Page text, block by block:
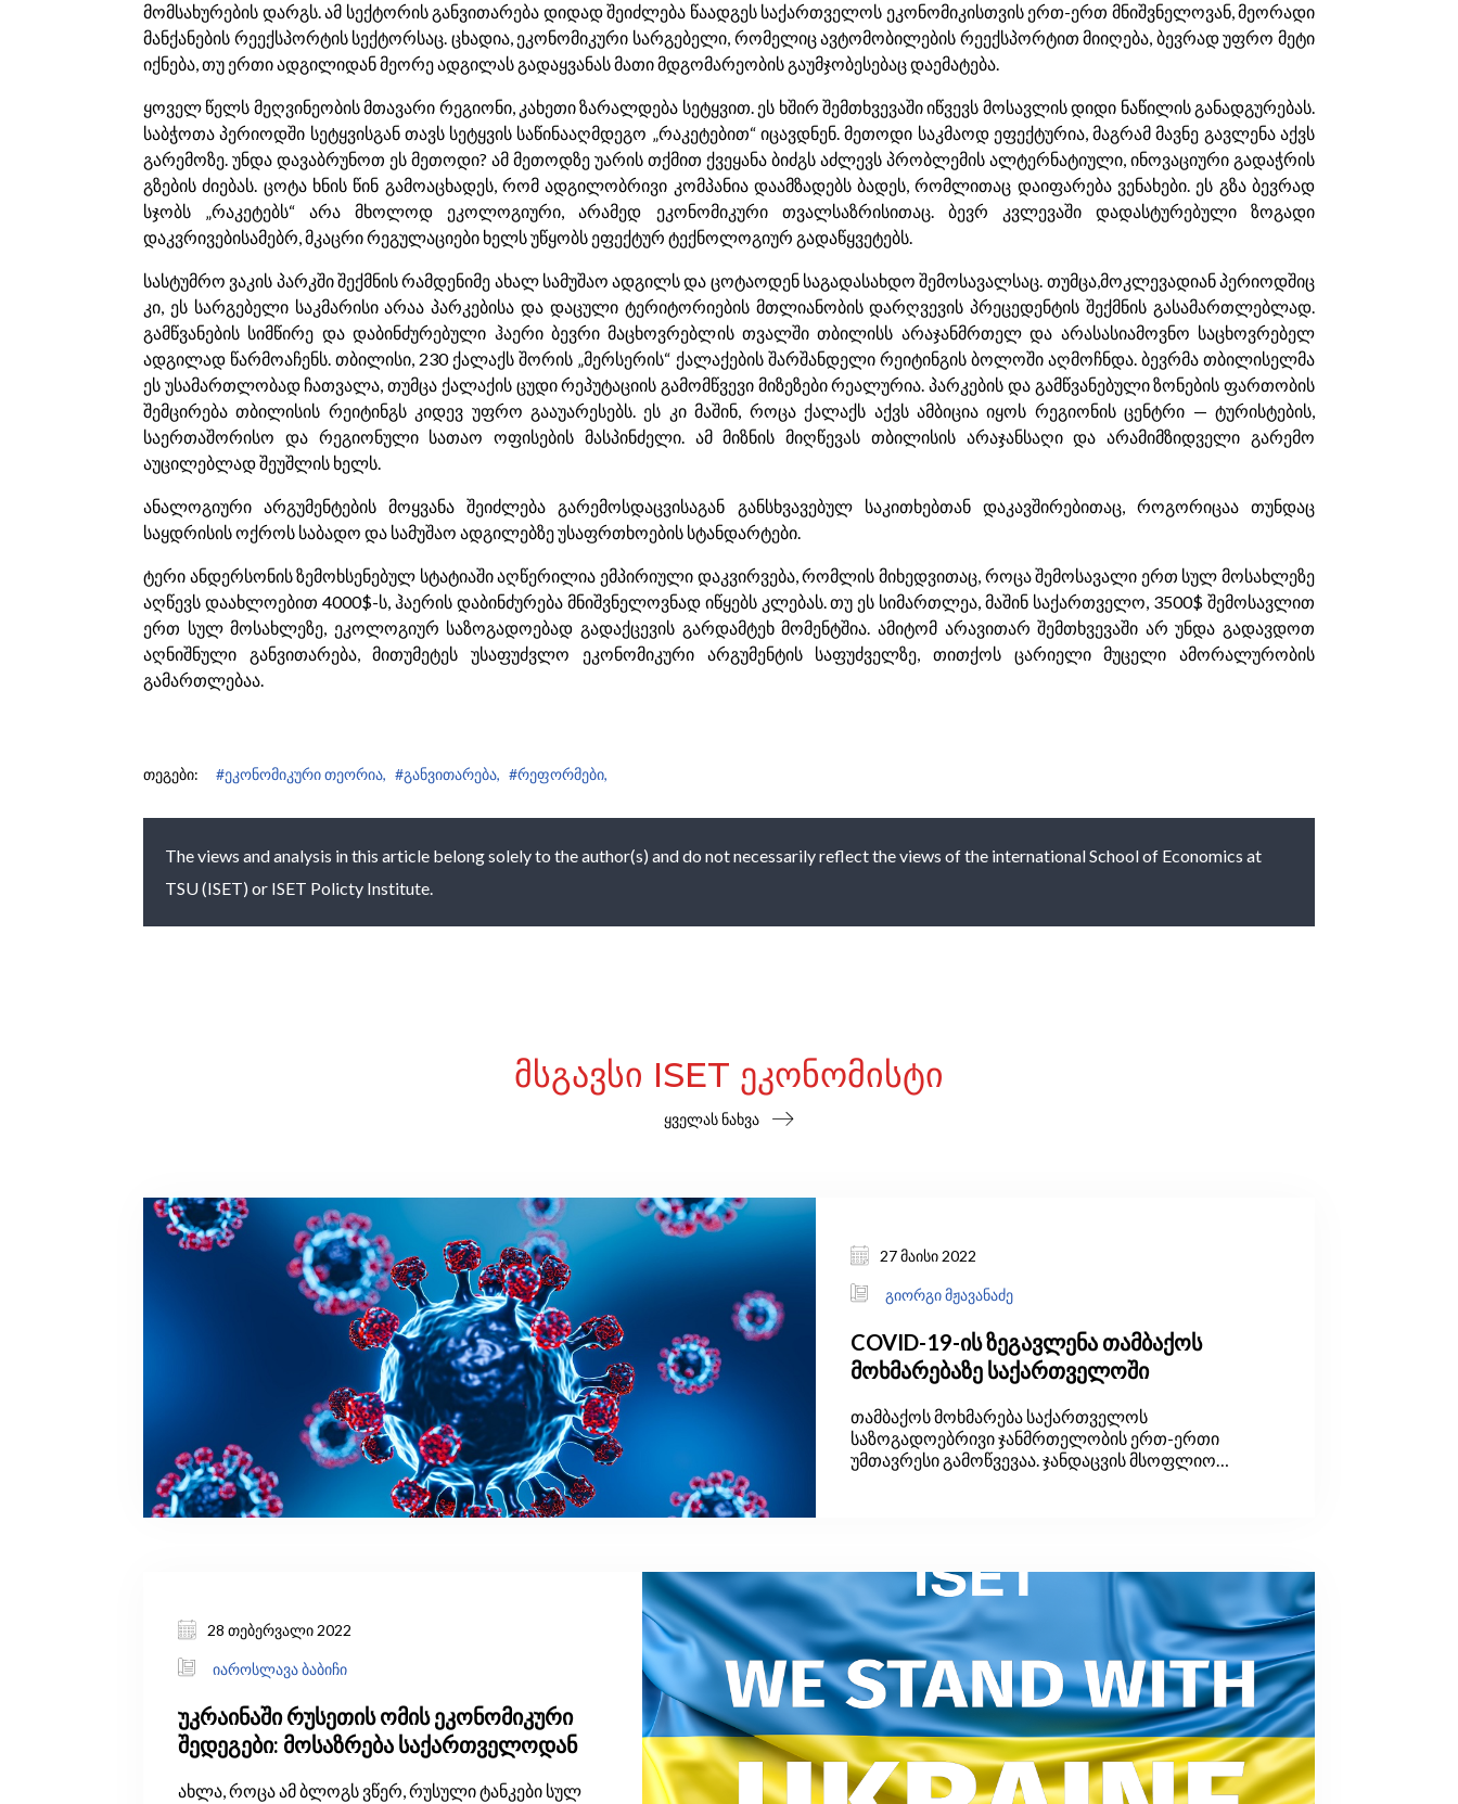
მომსახურების დარგს. ამ სექტორის განვითარება დიდად შეიძლება წაადგეს საქართველოს ეკონომიკისთვის ერთ-ერთ მნიშვნელოვან, მეორადი
მანქანების რეექსპორტის სექტორსაც. ცხადია, ეკონომიკური სარგებელი, რომელიც ავტომობილების რეექსპორტით მიიღება, ბევრად უფრო მეტი
იქნება, თუ ერთი ადგილიდან მეორე ადგილას გადაყვანას მათი მდგომარეობის გაუმჯობესებაც დაემატება.
ყოველ წელს მეღვინეობის მთავარი რეგიონი, კახეთი ზარალდება სეტყვით. ეს ხშირ შემთხვევაში იწვევს მოსავლის დიდი ნაწილის განადგურებას.
საბჭოთა პერიოდში სეტყვისგან თავს სეტყვის საწინააღმდეგო „რაკეტებით“ იცავდნენ. მეთოდი საკმაოდ ეფექტურია, მაგრამ მავნე გავლენა აქვს
გარემოზე. უნდა დავაბრუნოთ ეს მეთოდი? ამ მეთოდზე უარის თქმით ქვეყანა ბიძგს აძლევს პრობლემის ალტერნატიული, ინოვაციური გადაჭრის
გზების ძიებას. ცოტა ხნის წინ გამოაცხადეს, რომ ადგილობრივი კომპანია დაამზადებს ბადეს, რომლითაც დაიფარება ვენახები. ეს გზა ბევრად
სჯობს „რაკეტებს“ არა მხოლოდ ეკოლოგიური, არამედ ეკონომიკური თვალსაზრისითაც. ბევრ კვლევაში დადასტურებული ზოგადი
დაკვრივებისამებრ, მკაცრი რეგულაციები ხელს უწყობს ეფექტურ ტექნოლოგიურ გადაწყვეტებს.
სასტუმრო ვაკის პარკში შექმნის რამდენიმე ახალ სამუშაო ადგილს და ცოტაოდენ საგადასახდო შემოსავალსაც. თუმცა,მოკლევადიან პერიოდშიც
კი, ეს სარგებელი საკმარისი არაა პარკებისა და დაცული ტერიტორიების მთლიანობის დარღვევის პრეცედენტის შექმნის გასამართლებლად.
გამწვანების სიმწირე და დაბინძურებული ჰაერი ბევრი მაცხოვრებლის თვალში თბილისს არაჯანმრთელ და არასასიამოვნო საცხოვრებელ
ადგილად წარმოაჩენს. თბილისი, 230 ქალაქს შორის „მერსერის“ ქალაქების შარშანდელი რეიტინგის ბოლოში აღმოჩნდა. ბევრმა თბილისელმა
ეს უსამართლობად ჩათვალა, თუმცა ქალაქის ცუდი რეპუტაციის გამომწვევი მიზეზები რეალურია. პარკების და გამწვანებული ზონების ფართობის
შემცირება თბილისის რეიტინგს კიდევ უფრო გააუარესებს. ეს კი მაშინ, როცა ქალაქს აქვს ამბიცია იყოს რეგიონის ცენტრი — ტურისტების,
საერთაშორისო და რეგიონული სათაო ოფისების მასპინძელი. ამ მიზნის მიღწევას თბილისის არაჯანსაღი და არამიმზიდველი გარემო
აუცილებლად შეუშლის ხელს.
ანალოგიური არგუმენტების მოყვანა შეიძლება გარემოსდაცვისაგან განსხვავებულ საკითხებთან დაკავშირებითაც, როგორიცაა თუნდაც
საყდრისის ოქროს საბადო და სამუშაო ადგილებზე უსაფრთხოების სტანდარტები.
ტერი ანდერსონის ზემოხსენებულ სტატიაში აღწერილია ემპირიული დაკვირვება, რომლის მიხედვითაც, როცა შემოსავალი ერთ სულ მოსახლეზე
აღწევს დაახლოებით 4000$-ს, ჰაერის დაბინძურება მნიშვნელოვნად იწყებს კლებას. თუ ეს სიმართლეა, მაშინ საქართველო, 3500$ შემოსავლით
ერთ სულ მოსახლეზე, ეკოლოგიურ საზოგადოებად გადაქცევის გარდამტეხ მომენტშია. ამიტომ არავითარ შემთხვევაში არ უნდა გადავდოთ
აღნიშნული განვითარება, მითუმეტეს უსაფუძვლო ეკონომიკური არგუმენტის საფუძველზე, თითქოს ცარიელი მუცელი ამორალურობის
გამართლებაა.
თეგები: #ეკონომიკური თეორია, #განვითარება, #რეფორმები,
The views and analysis in this article belong solely to the author(s) and do not necessarily reflect the views of the international School of Economics at
TSU (ISET) or ISET Policty Institute.
ᲛᲡᲒᲐᲕᲡᲘ ISET ᲔᲙᲝᲜᲝᲛᲘᲡᲢᲘ
ყველას ნახვა
27 მაისი 2022
გიორგი მჟავანაძე
COVID-19-ის ზეგავლენა თამბაქოს
მოხმარებაზე საქართველოში
თამბაქოს მოხმარება საქართველოს
საზოგადოებრივი ჯანმრთელობის ერთ-ერთი
უმთავრესი გამოწვევაა. ჯანდაცვის მსოფლიო
28 თებერვალი 2022
იაროსლავა ბაბიჩი
უკრაინაში რუსეთის ომის ეკონომიკური
შედეგები: მოსაზრება საქართველოდან
ახლა, როცა ამ ბლოგს ვწერ, რუსული ტანკები სულ